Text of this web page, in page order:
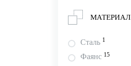
МАТЕРИАЛ
Сталь 1
Фаянс 15